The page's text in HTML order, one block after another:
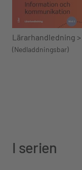
Lärarhandledning >
(Nedladdningsbar)
I serien